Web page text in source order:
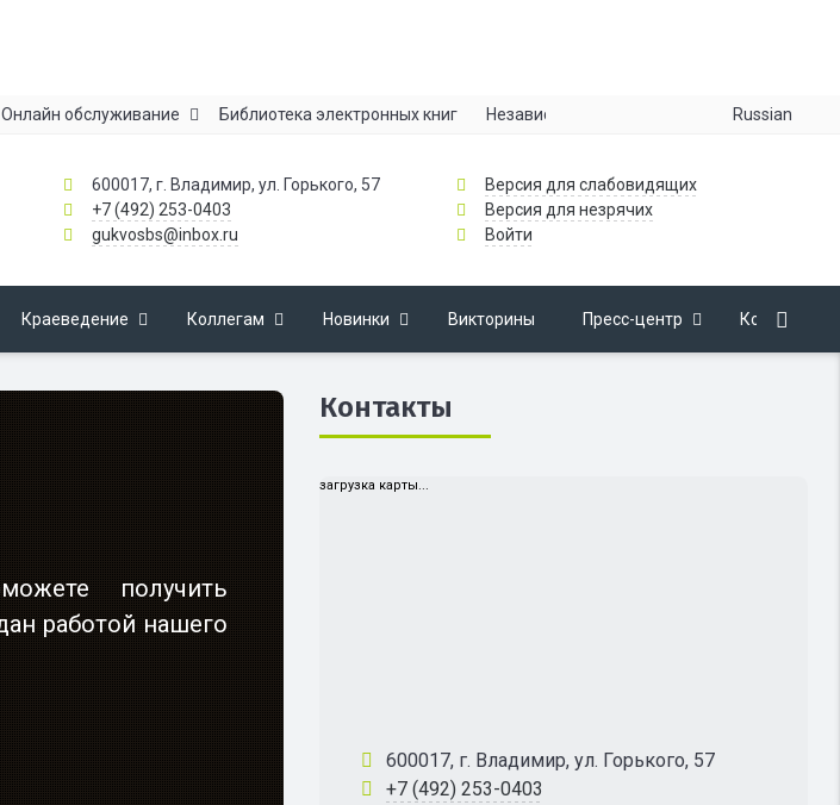
Онлайн обслуживание Библиотека электронных книг Независимая оценка качества Russian
600017, г. Владимир, ул. Горького, 57
+7 (492) 253-0403
gukvosbs@inbox.ru
Версия для слабовидящих
Версия для незрячих
Войти
Краеведение Коллегам Новинки Викторины Пресс-центр Контакты
получить
работой нашего
Контакты
загрузка карты...
600017, г. Владимир, ул. Горького, 57
+7 (492) 253-0403